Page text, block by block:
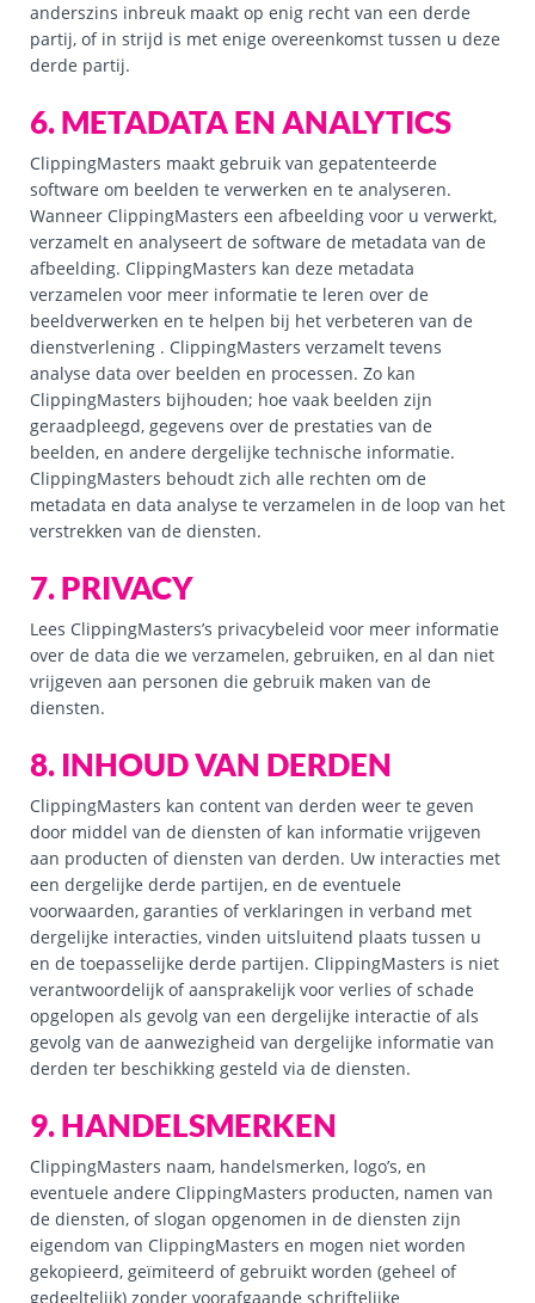
anderszins inbreuk maakt op enig recht van een derde
partij, of in strijd is met enige overeenkomst tussen u deze
derde partij.
6. METADATA EN ANALYTICS
ClippingMasters maakt gebruik van gepatenteerde
software om beelden te verwerken en te analyseren.
Wanneer ClippingMasters een afbeelding voor u verwerkt,
verzamelt en analyseert de software de metadata van de
afbeelding. ClippingMasters kan deze metadata
verzamelen voor meer informatie te leren over de
beeldverwerken en te helpen bij het verbeteren van de
dienstverlening . ClippingMasters verzamelt tevens
analyse data over beelden en processen. Zo kan
ClippingMasters bijhouden; hoe vaak beelden zijn
geraadpleegd, gegevens over de prestaties van de
beelden, en andere dergelijke technische informatie.
ClippingMasters behoudt zich alle rechten om de
metadata en data analyse te verzamelen in de loop van het
verstrekken van de diensten.
7. PRIVACY
Lees ClippingMasters’s privacybeleid voor meer informatie
over de data die we verzamelen, gebruiken, en al dan niet
vrijgeven aan personen die gebruik maken van de
diensten.
8. INHOUD VAN DERDEN
ClippingMasters kan content van derden weer te geven
door middel van de diensten of kan informatie vrijgeven
aan producten of diensten van derden. Uw interacties met
een dergelijke derde partijen, en de eventuele
voorwaarden, garanties of verklaringen in verband met
dergelijke interacties, vinden uitsluitend plaats tussen u
en de toepasselijke derde partijen. ClippingMasters is niet
verantwoordelijk of aansprakelijk voor verlies of schade
opgelopen als gevolg van een dergelijke interactie of als
gevolg van de aanwezigheid van dergelijke informatie van
derden ter beschikking gesteld via de diensten.
9. HANDELSMERKEN
ClippingMasters naam, handelsmerken, logo’s, en
eventuele andere ClippingMasters producten, namen van
de diensten, of slogan opgenomen in de diensten zijn
eigendom van ClippingMasters en mogen niet worden
gekopieerd, geïmiteerd of gebruikt worden (geheel of
gedeeltelijk) zonder voorafgaande schriftelijke